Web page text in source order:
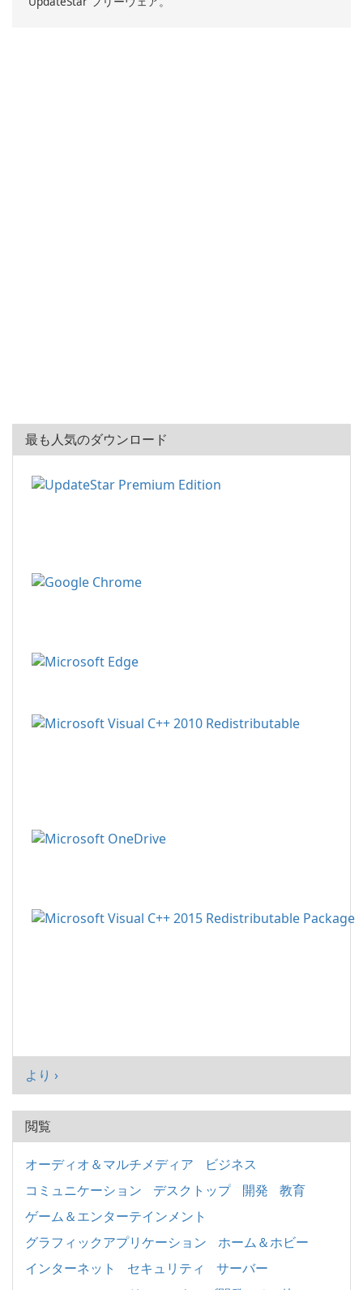
最も人気のダウンロード
より ›
閲覧
オーディオ＆マルチメディア
ビジネス
コミュニケーション
デスクトップ 開発
教育
ゲーム＆エンターテインメント
グラフィックアプリケーション
ホーム＆ホビー
インターネット
セキュリティ
サーバー